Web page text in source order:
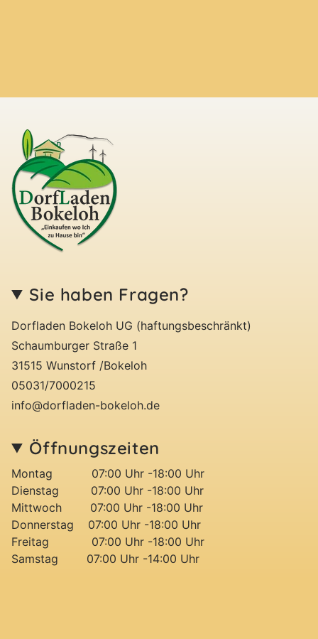
Sie haben Fragen?
Dorfladen Bokeloh UG (haftungsbeschränkt)
Schaumburger Straße 1
31515 Wunstorf /Bokeloh
05031/7000215
info@dorfladen-bokeloh.de
Öffnungszeiten
Montag 07:00 Uhr -18:00 Uhr
Dienstag 07:00 Uhr -18:00 Uhr
Mittwoch 07:00 Uhr -18:00 Uhr
Donnerstag 07:00 Uhr -18:00 Uhr
Freitag 07:00 Uhr -18:00 Uhr
Samstag 07:00 Uhr -14:00 Uhr